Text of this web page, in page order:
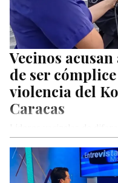
Vecinos
de ser
violencia del
Caracas
Libertador, en especial
extrema producto de…